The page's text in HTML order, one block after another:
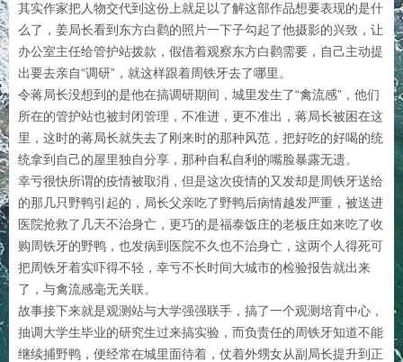
其实作家把人物交代到这份上就足以了解这部作品想要表现的是什
么了，姜局长看到东方白鹳的照片一下子勾起了他摄影的兴致，让
办公室主任给管护站拨款，假借着观察东方白鹳需要，自己主动提
出要去亲自“调研”，就这样跟着周铁牙去了哪里。
令蒋局长没想到的是他在搞调研期间，城里发生了“禽流感”，他们
所在的管护站也被封闭管理，不准进，更不准出，蒋局长被困在这
里，这时的蒋局长就失去了刚来时的那种风范，把好吃的好喝的统
统拿到自己的屋里独自分享，那种自私自利的嘴脸暴露无遗。
幸亏很快所谓的疫情被取消，但是这次疫情的又发却是周铁牙送给
的那几只野鸭引起的，局长父亲吃了野鸭后病情越发严重，被送进
医院抢救了几天不治身亡，更巧的是福泰饭庄的老板庄如来吃了收
购周铁牙的野鸭，也发病到医院不久也不治身亡，这两个人得死可
把周铁牙着实吓得不轻，幸亏不长时间大城市的检验报告就出来
了，与禽流感毫无关联。
故事接下来就是观测站与大学强强联手，搞了一个观测培育中心，
抽调大学生毕业的研究生过来搞实验，而负责任的周铁牙知道不能
继续捕野鸭，便经常在城里面待着，仗着外甥女从副局长提升到正